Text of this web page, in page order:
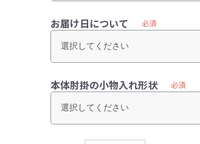
お届け日について 必須
本体肘掛の小物入れ形状 必須